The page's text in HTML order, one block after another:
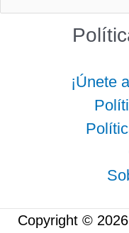
¡Únete
Copyright ©